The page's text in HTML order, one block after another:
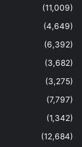
(11,009)
(4,649)
(6,392)
(3,682)
(3,275)
(7,797)
(1,342)
(12,684)